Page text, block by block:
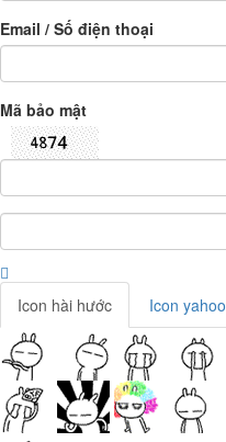
Email / Số điện thoại
Mã bảo mật
Icon hài hước Icon yahoo